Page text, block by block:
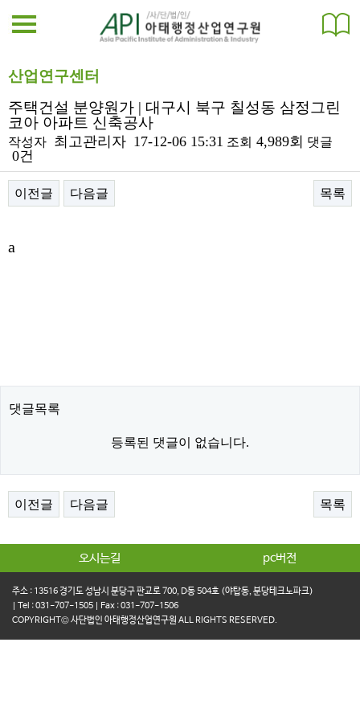
산업연구센터
주택건설 분양원가 | 대구시 북구 칠성동 삼정그린
코아 아파트 신축공사
작성자 최고관리자 17-12-06 15:31 조회 4,989회 댓글
0건
이전글 다음글 목록
a
댓글목록
등록된 댓글이 없습니다.
이전글 다음글 목록
오시는길 pc버전
주소 : 13516 경기도 성남시 분당구 판교로 700, D동 504호 (야탑동, 분당테크노파크)
| Tel : 031-707-1505 | Fax : 031-707-1506
COPYRIGHT© 사단법인 아태행정산업연구원 ALL RIGHTS RESERVED.